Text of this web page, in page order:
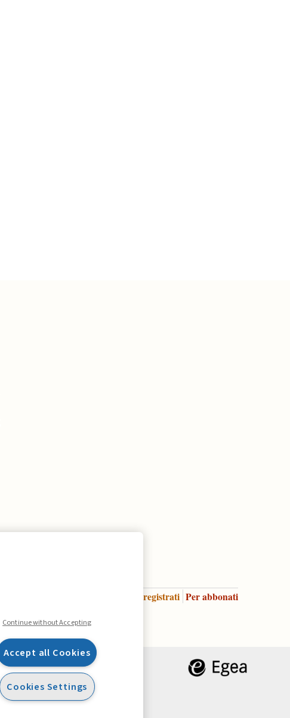
Per registrati Per abbonati
Continue without Accepting
Accept all Cookies
Cookies Settings